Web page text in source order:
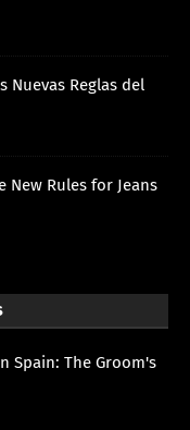
Nuevas Reglas del
New Rules for Jeans
Spain: The Groom's